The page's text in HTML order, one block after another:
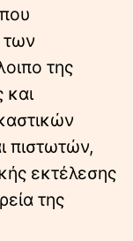
των
της
και
πιστωτών,
εκτέλεσης
της